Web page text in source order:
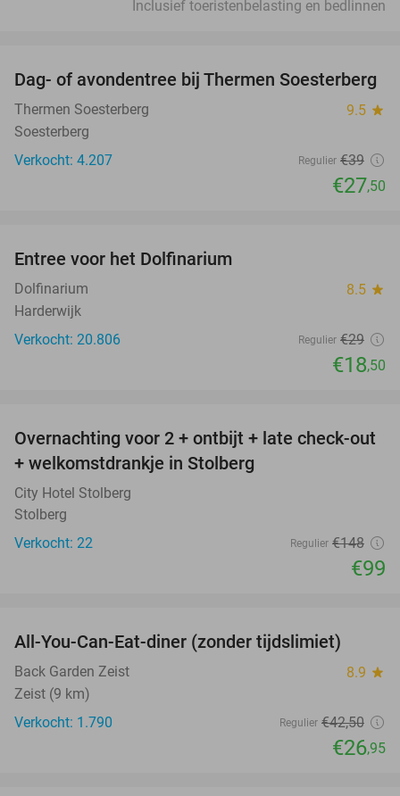
Inclusief toeristenbelasting en bedlinnen
29%
Dag- of avondentree bij Thermen Soesterberg
Thermen Soesterberg 9.5 star
Soesterberg
Verkocht: 4.207
Regulier €39
€27,50
Entree voor het Dolfinarium
Dolfinarium 8.5 star
Harderwijk
Verkocht: 20.806
Regulier €29
€18,50
33%
Overnachting voor 2 + ontbijt + late check-out
+ welkomstdrankje in Stolberg
City Hotel Stolberg
Stolberg
Verkocht: 22
Regulier €148
€99
All-You-Can-Eat-diner (zonder tijdslimiet)
Back Garden Zeist 8.9 star
Zeist (9 km)
Verkocht: 1.790
Regulier €42,50
€26,95